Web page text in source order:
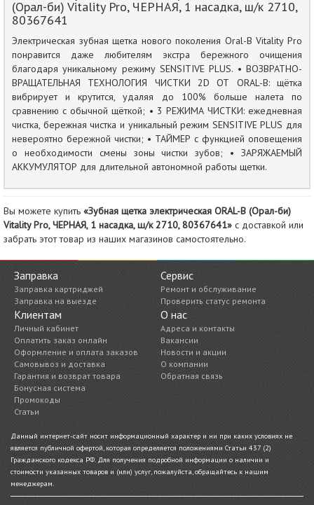
(Орал-би) Vitality Pro, ЧЕРНАЯ, 1 насадка, ш/к 2710,
80367641
Электрическая зубная щетка нового поколения Oral-B Vitality Pro
понравится даже любителям экстра бережного очищения
благодаря уникальному режиму SENSITIVE PLUS. • ВОЗВРАТНО-
ВРАЩАТЕЛЬНАЯ ТЕХНОЛОГИЯ ЧИСТКИ 2D ОТ ORAL-B: щётка
вибрирует и крутится, удаляя до 100% больше налета по
сравнению с обычной щёткой; • 3 РЕЖИМА ЧИСТКИ: ежедневная
чистка, бережная чистка и уникальный режим SENSITIVE PLUS для
невероятно бережной чистки; • ТАЙМЕР с функцией оповещения
о необходимости смены зоны чистки зубов; • ЗАРЯЖАЕМЫЙ
АККУМУЛЯТОР для длительной автономной работы щетки.
Вы можете купить «Зубная щетка электрическая ORAL-B (Орал-би)
Vitality Pro, ЧЕРНАЯ, 1 насадка, ш/к 2710, 80367641» с доставкой или
забрать этот товар из наших магазинов самостоятельно.
Заправка
Заправка картриджей
Заправка на выезде
Сервис
Ремонт и обслуживание
Проверить статус ремонта
Клиентам
Личный кабинет
Оплатить заказ онлайн
Оформление и оплата заказов
Самовывоз и доставка
Гарантия и возврат товара
Бонусная система
Промокоды
Статьи
О нас
Адреса и контакты
Вакансии
Новости и акции
О компании
Обратная связь
Данный интернет-сайт носит информационный характер и ни при каких условиях не
является публичной офертой, которая определяется положениями Статьи 437 (2)
Гражданского кодекса РФ. Для получения подробной информации о наличии и
стоимости указанных товаров и (или) услуг, пожалуйста, обращайтесь к нашим
менеджерам.